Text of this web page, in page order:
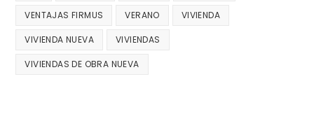
VENTAJAS FIRMUS VERANO VIVIENDA
VIVIENDA NUEVA VIVIENDAS
VIVIENDAS DE OBRA NUEVA